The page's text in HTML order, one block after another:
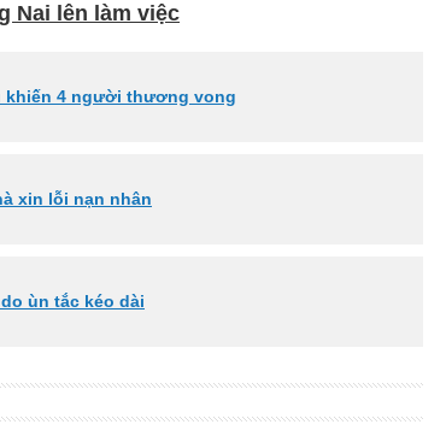
Nai lên làm việc
khiến 4 người thương vong
xin lỗi nạn nhân
ùn tắc kéo dài